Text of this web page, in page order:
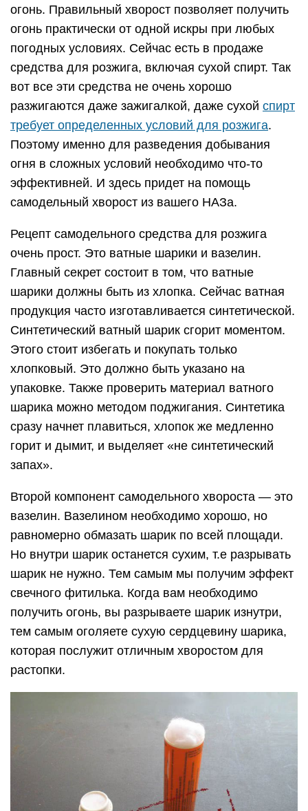
огонь. Правильный хворост позволяет получить
огонь практически от одной искры при любых
погодных условиях. Сейчас есть в продаже
средства для розжига, включая сухой спирт. Так
вот все эти средства не очень хорошо
разжигаются даже зажигалкой, даже сухой спирт
требует определенных условий для розжига.
Поэтому именно для разведения добывания
огня в сложных условий необходимо что-то
эффективней. И здесь придет на помощь
самодельный хворост из вашего НАЗа.
Рецепт самодельного средства для розжига
очень прост. Это ватные шарики и вазелин.
Главный секрет состоит в том, что ватные
шарики должны быть из хлопка. Сейчас ватная
продукция часто изготавливается синтетической.
Синтетический ватный шарик сгорит моментом.
Этого стоит избегать и покупать только
хлопковый. Это должно быть указано на
упаковке. Также проверить материал ватного
шарика можно методом поджигания. Синтетика
сразу начнет плавиться, хлопок же медленно
горит и дымит, и выделяет «не синтетический
запах».
Второй компонент самодельного хвороста — это
вазелин. Вазелином необходимо хорошо, но
равномерно обмазать шарик по всей площади.
Но внутри шарик останется сухим, т.е разрывать
шарик не нужно. Тем самым мы получим эффект
свечного фитилька. Когда вам необходимо
получить огонь, вы разрываете шарик изнутри,
тем самым оголяете сухую сердцевину шарика,
которая послужит отличным хворостом для
растопки.